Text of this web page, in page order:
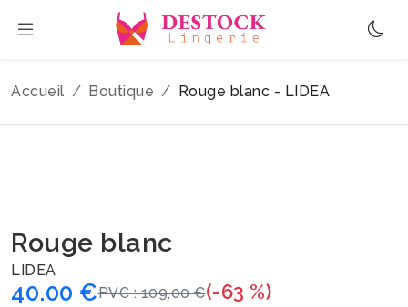
Accueil Boutique Rouge blanc - LIDEA
Rouge blanc
LIDEA
40.00 €PVC : 109,00 €(-63 %)